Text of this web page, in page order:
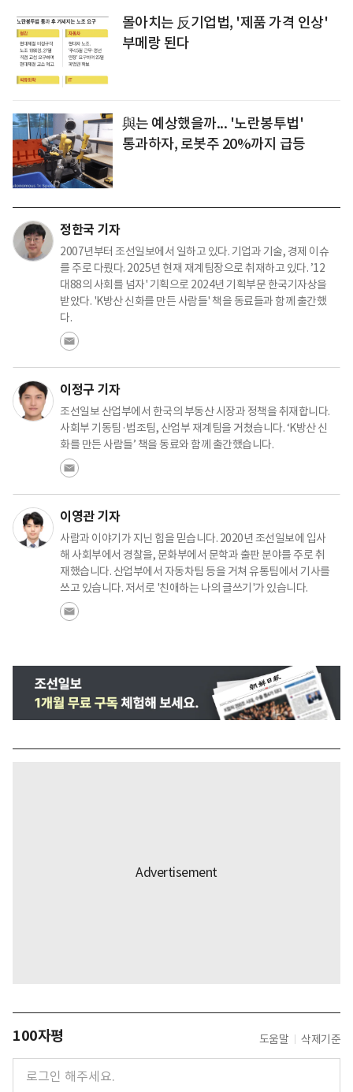
몰아치는 反기업법, '제품 가격 인상'
부메랑 된다
與는 예상했을까... '노란봉투법'
통과하자, 로봇주 20%까지 급등
정한국 기자
2007년부터 조선일보에서 일하고 있다. 기업과 기술, 경제 이슈
를 주로 다뤘다. 2025년 현재 재계팀장으로 취재하고 있다. ’12
대88의 사회를 넘자' 기획으로 2024년 기획부문 한국기자상을
받았다. 'K방산 신화를 만든 사람들' 책을 동료들과 함께 출간했
다.
이정구 기자
조선일보 산업부에서 한국의 부동산 시장과 정책을 취재합니다.
사회부 기동팀·법조팀, 산업부 재계팀을 거쳤습니다. ‘K방산 신
화를 만든 사람들’ 책을 동료와 함께 출간했습니다.
이영관 기자
사람과 이야기가 지닌 힘을 믿습니다. 2020년 조선일보에 입사
해 사회부에서 경찰을, 문화부에서 문학과 출판 분야를 주로 취
재했습니다. 산업부에서 자동차팀 등을 거쳐 유통팀에서 기사를
쓰고 있습니다. 저서로 '친애하는 나의 글쓰기'가 있습니다.
100자평 도움말 삭제기준